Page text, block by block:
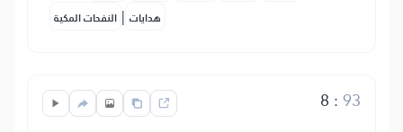
النفحات المكية | هدايات
8 :93